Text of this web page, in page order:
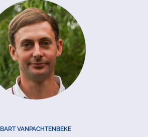
BART VANPACHTENBEKE